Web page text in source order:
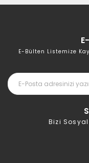
E-Bülten Listemize
Bizi